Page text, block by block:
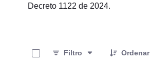
Decreto 1122 de 2024.
Filtro
Ordenar